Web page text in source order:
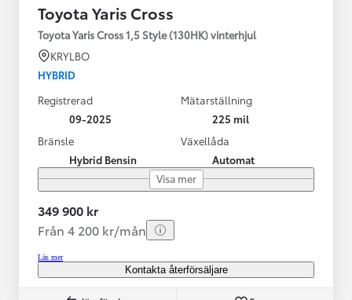
Toyota Yaris Cross
Toyota Yaris Cross 1,5 Style (130HK) vinterhjul
KRYLBO
HYBRID
Registrerad
09-2025
Mätarställning
225 mil
Bränsle
Hybrid Bensin
Växellåda
Automat
Visa mer
349 900 kr
Från 4 200 kr/mån
Läs mer
Kontakta återförsäljare